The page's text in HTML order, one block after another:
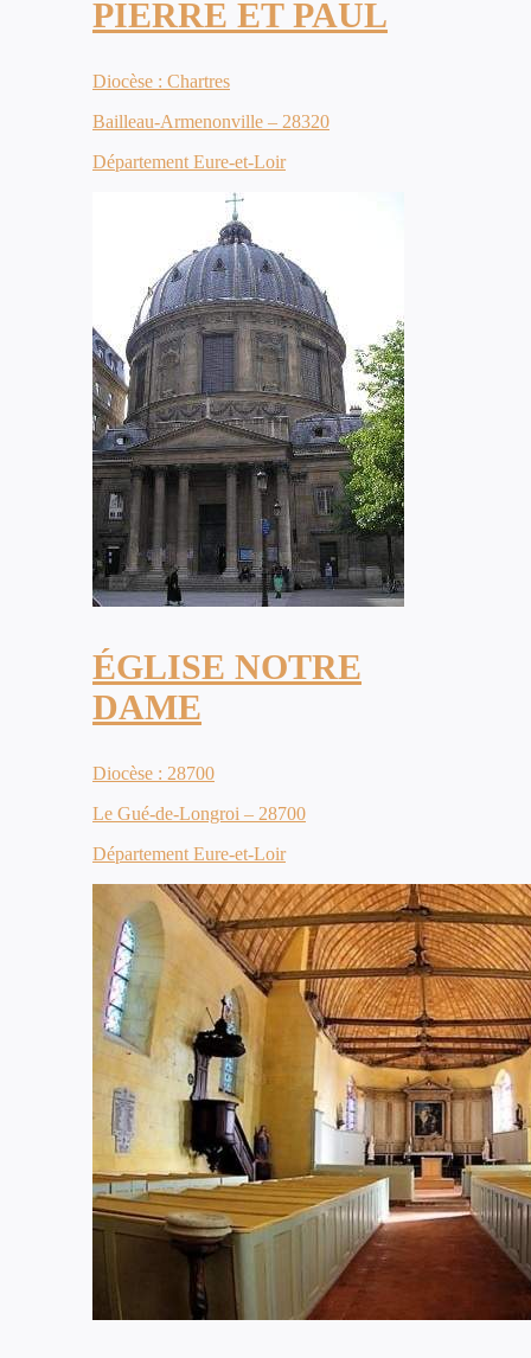
PIERRE ET PAUL
Diocèse : Chartres
Bailleau-Armenonville – 28320
Département Eure-et-Loir
ÉGLISE NOTRE
DAME
Diocèse : 28700
Le Gué-de-Longroi – 28700
Département Eure-et-Loir